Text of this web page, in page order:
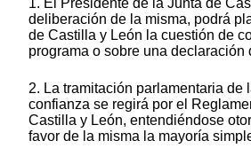
deliberación de la misma, podrá
de Castilla y León la cuestión de
programa o sobre una declaración
2. La tramitación parlamentaria de
confianza se regirá por el
Castilla y León, entendiéndose
favor de la misma la mayoría